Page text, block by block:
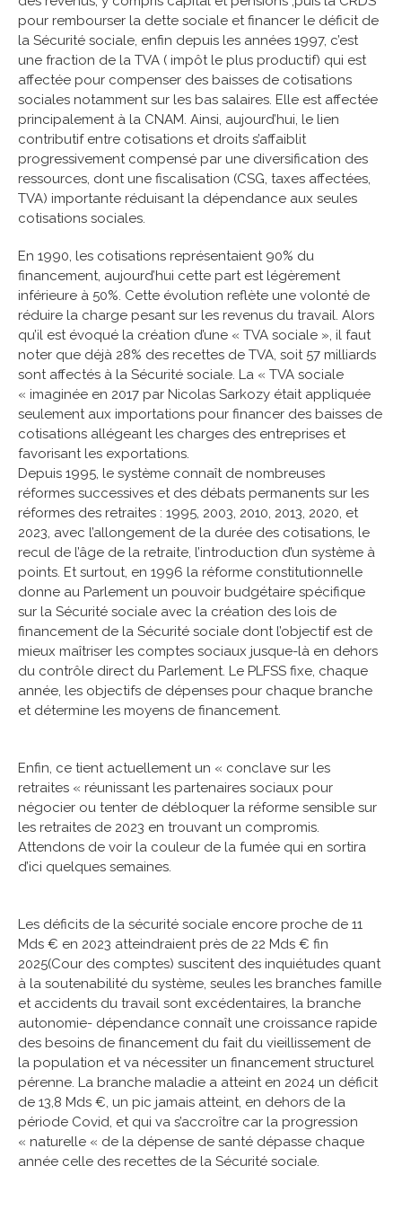
pour rembourser la dette sociale et financer le déficit de
la Sécurité sociale, enfin depuis les années 1997, c’est
une fraction de la TVA ( impôt le plus productif) qui est
affectée pour compenser des baisses de cotisations
sociales notamment sur les bas salaires. Elle est affectée
principalement à la CNAM. Ainsi, aujourd’hui, le lien
contributif entre cotisations et droits s’affaiblit
progressivement compensé par une diversification des
ressources, dont une fiscalisation (CSG, taxes affectées,
TVA) importante réduisant la dépendance aux seules
cotisations sociales.
En 1990, les cotisations représentaient 90% du
financement, aujourd’hui cette part est légèrement
inférieure à 50%. Cette évolution reflète une volonté de
réduire la charge pesant sur les revenus du travail. Alors
qu’il est évoqué la création d’une « TVA sociale », il faut
noter que déjà 28% des recettes de TVA, soit 57 milliards
sont affectés à la Sécurité sociale. La « TVA sociale
« imaginée en 2017 par Nicolas Sarkozy était appliquée
seulement aux importations pour financer des baisses de
cotisations allégeant les charges des entreprises et
favorisant les exportations.
Depuis 1995, le système connaît de nombreuses
réformes successives et des débats permanents sur les
réformes des retraites : 1995, 2003, 2010, 2013, 2020, et
2023, avec l’allongement de la durée des cotisations, le
recul de l’âge de la retraite, l’introduction d’un système à
points. Et surtout, en 1996 la réforme constitutionnelle
donne au Parlement un pouvoir budgétaire spécifique
sur la Sécurité sociale avec la création des lois de
financement de la Sécurité sociale dont l’objectif est de
mieux maîtriser les comptes sociaux jusque-là en dehors
du contrôle direct du Parlement. Le PLFSS fixe, chaque
année, les objectifs de dépenses pour chaque branche
et détermine les moyens de financement.
Enfin, ce tient actuellement un « conclave sur les
retraites « réunissant les partenaires sociaux pour
négocier ou tenter de débloquer la réforme sensible sur
les retraites de 2023 en trouvant un compromis.
Attendons de voir la couleur de la fumée qui en sortira
d’ici quelques semaines.
Les déficits de la sécurité sociale encore proche de 11
Mds € en 2023 atteindraient près de 22 Mds € fin
2025(Cour des comptes) suscitent des inquiétudes quant
à la soutenabilité du système, seules les branches famille
et accidents du travail sont excédentaires, la branche
autonomie- dépendance connaît une croissance rapide
des besoins de financement du fait du vieillissement de
la population et va nécessiter un financement structurel
pérenne. La branche maladie a atteint en 2024 un déficit
de 13,8 Mds €, un pic jamais atteint, en dehors de la
période Covid, et qui va s’accroître car la progression
« naturelle « de la dépense de santé dépasse chaque
année celle des recettes de la Sécurité sociale.